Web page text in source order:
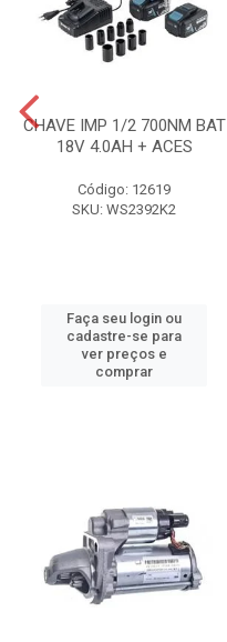
CHAVE IMP 1/2 700NM BAT
18V 4.0AH + ACES
Código: 12619
SKU: WS2392K2
Faça seu login ou
cadastre-se para
ver preços e
comprar